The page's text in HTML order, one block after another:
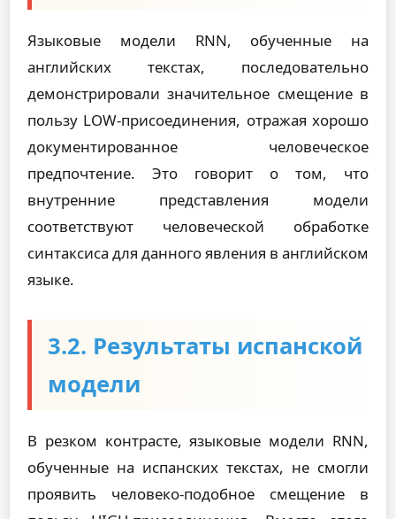
Языковые модели RNN, обученные на
английских текстах, последовательно
демонстрировали значительное смещение в
пользу LOW-присоединения, отражая хорошо
документированное человеческое
предпочтение. Это говорит о том, что
внутренние представления модели
соответствуют человеческой обработке
синтаксиса для данного явления в английском
языке.
3.2. Результаты испанской
модели
В резком контрасте, языковые модели RNN,
обученные на испанских текстах, не смогли
проявить человеко-подобное смещение в